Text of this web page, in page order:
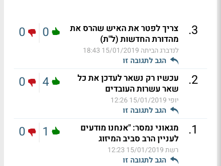
3
.
צריך לפטר את האיש שהרס את
מהדורת החדשות (ל"ת)
לנדברג הביתה 15/01/2019 18:43
הגב לתגובה זו
0
0
2
.
עכשיו רק נשאר לעדכן את כל
שאר עשרות העובדים
יופי15/01/2019 12:26
הגב לתגובה זו
4
0
1
.
מגאוני נמסר: "אנחנו מודעים
לעניין הרב סביב המיזוג
רשת15/01/2019 12:23
הגב לתגובה זו
1
0